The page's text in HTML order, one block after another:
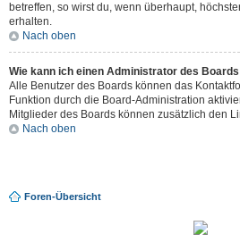
betreffen, so wirst du, wenn überhaupt,
erhalten.
Nach oben
Wie kann ich einen Administrator des
Alle Benutzer des Boards können das
Funktion durch die Board-Administration
Mitglieder des Boards können zusätzlich den
Nach oben
Foren-Übersicht